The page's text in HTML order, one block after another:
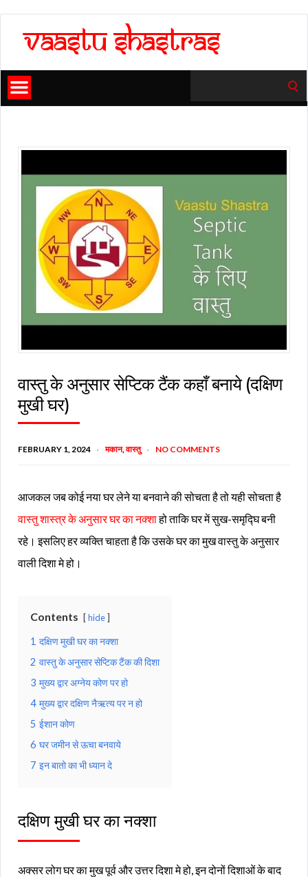
for:
वास्तु के अनुसार सेप्टिक टैंक कहाँ बनाये (दक्षिण
मुखी घर)
FEBRUARY 1, 2024 मकान,वास्तु NO COMMENTS
आजकल जब कोई नया घर लेने या बनवाने की सोचता है तो यही सोचता है
वास्तु शास्त्र के अनुसार घर का नक्शाहो ताकि घर में सुख-समृद्घि बनी
रहे। इसलिए हर व्यक्ति चाहता है कि उसके घर का मुख वास्तु के अनुसार
वाली दिशा मे हो।
Contents hide
1 दक्षिण मुखी घर का नक्शा
2 वास्तु के अनुसार सेप्टिक टैंक की दिशा
3 मुख्य द्वार अग्नेय कोण पर हो
4 मुख्य द्वार दक्षिण नैऋत्य पर न हो
5 ईशान कोण
6 घर जमीन से ऊचा बनवाये
7 इन बातो का भी ध्यान दे
दक्षिण मुखी घर का नक्शा
अक्सर लोग घर का मुख पूर्व और उत्तर दिशा मे हो, इन दोनों दिशाओं के बाद